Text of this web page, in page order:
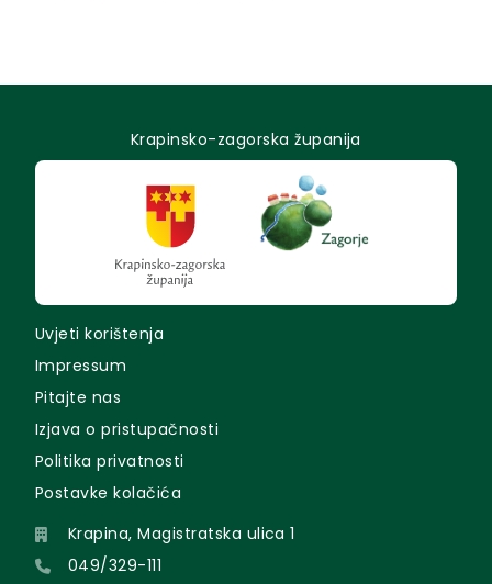
Krapinsko-zagorska županija
Uvjeti korištenja
Impressum
Pitajte nas
Izjava o pristupačnosti
Politika privatnosti
Postavke kolačića
Krapina, Magistratska ulica 1
049/329-111